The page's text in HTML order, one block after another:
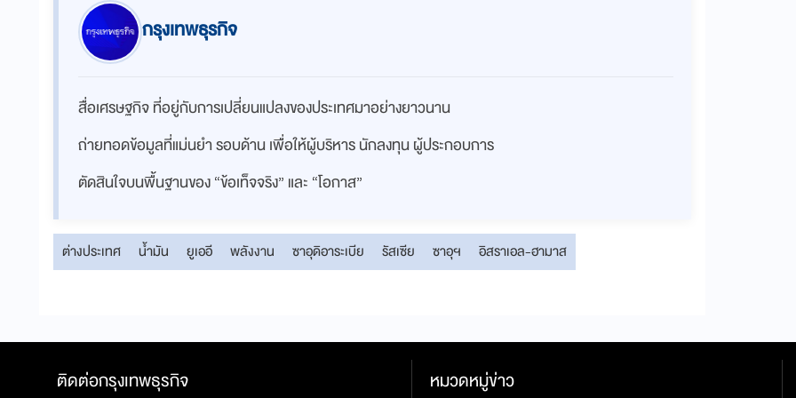
กรุงเทพธุรกิจ
สื่อเศรษฐกิจ ที่อยู่กับการเปลี่ยนแปลงของประเทศมาอย่างยาวนาน
ถ่ายทอดข้อมูลที่แม่นยำ รอบด้าน เพื่อให้ผู้บริหาร นักลงทุน ผู้ประกอบการ
ตัดสินใจบนพื้นฐานของ “ข้อเท็จจริง” และ “โอกาส”
ต่างประเทศ น้ำมัน ยูเออี พลังงาน ซาอุดิอาระเบีย รัสเซีย ซาอุฯ อิสราเอล-ฮามาส
ติดต่อกรุงเทพธุรกิจ หมวดหมู่ข่าว